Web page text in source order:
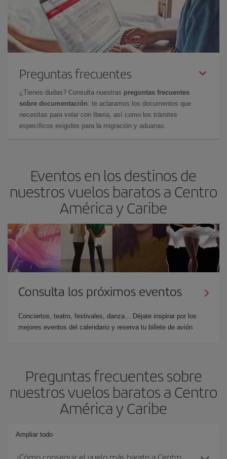
Preguntas frecuentes
¿Tienes dudas? Consulta nuestras preguntas frecuentes
sobre documentación: te aclaramos los documentos que
necesitas para volar con Iberia, así como los trámites
específicos exigidos para la migración y aduanas.
Eventos en los destinos de
nuestros vuelos baratos a Centro
América y Caribe
Consulta los próximos eventos
Conciertos, teatro, festivales, danza... Déjate inspirar por los
mejores eventos del calendario y reserva tu billete de avión
Preguntas frecuentes sobre
nuestros vuelos baratos a Centro
América y Caribe
Ampliar todo